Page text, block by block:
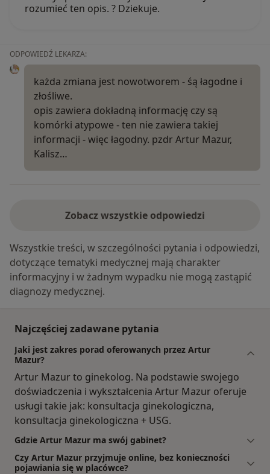
rozumieć ten opis. ? Dziekuje.
ODPOWIEDŹ LEKARZA:
każda zmiana jest nowotworem - śą łagodne i
złośliwe.
opis zawiera dokładną informację czy są
komórki atypowe - ten nie zawiera takiej
informacji - więc łagodny. pzdr Artur Mazur,
Kalisz…
Zobacz wszystkie odpowiedzi
Wszystkie treści, w szczególności pytania i odpowiedzi,
dotyczące tematyki medycznej mają charakter
informacyjny i w żadnym wypadku nie mogą zastąpić
diagnozy medycznej.
Najczęściej zadawane pytania
Jaki jest zakres porad oferowanych przez Artur
Mazur?
Artur Mazur to ginekolog. Na podstawie swojego
doświadczenia i wykształcenia Artur Mazur oferuje
usługi takie jak: konsultacja ginekologiczna,
konsultacja ginekologiczna + USG.
Gdzie Artur Mazur ma swój gabinet?
Czy Artur Mazur przyjmuje online, bez konieczności
pojawiania się w placówce?